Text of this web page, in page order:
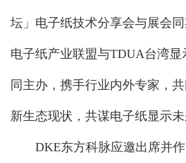
坛」电子纸技术分享会与展会
电子纸产业联盟与TDUA台湾
同主办，携手行业内外专家，
新生态现状，共谋电子纸显示未
DKE东方科脉应邀出席并作